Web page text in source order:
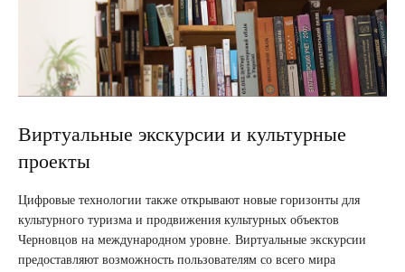
Виртуальные экскурсии и культурные
проекты
Цифровые технологии также открывают новые горизонты для
культурного туризма и продвижения культурных объектов
Черновцов на международном уровне. Виртуальные экскурсии
предоставляют возможность пользователям со всего мира